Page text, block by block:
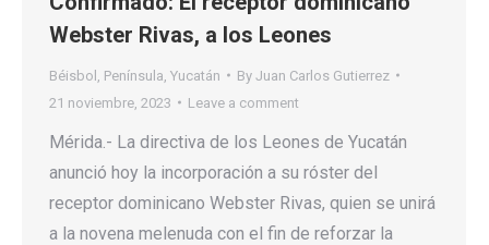
Webster Rivas, a los Leones
Béisbol Península Yucatán By Juan Carlos Gutierrez
21 noviembre, 2023
Leave a comment
Mérida.- La directiva de los Leones de Yucatán
anunció hoy la incorporación a su róster del
receptor dominicano Webster Rivas, quien se unirá
a la novena melenuda con el fin de reforzar la